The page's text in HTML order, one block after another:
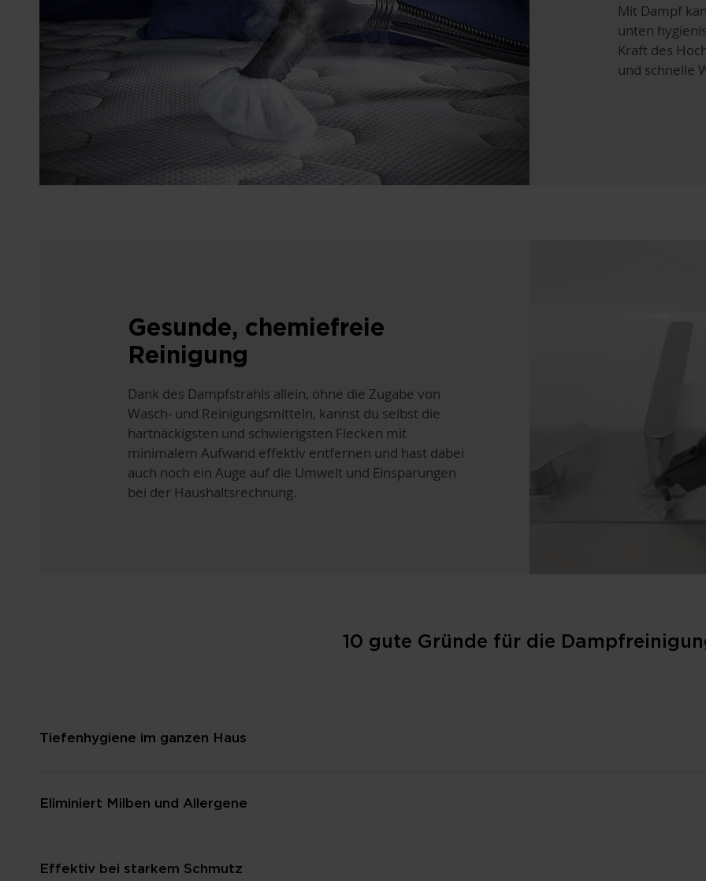
Mit Dampf
unten
Kraft des
und schnelle
Gesunde, chemiefreie
Reinigung
Dank des Dampfstrahls allein, ohne die Zugabe von
Wasch- und Reinigungsmitteln, kannst du selbst die
hartnäckigsten und schwierigsten Flecken mit
minimalem Aufwand effektiv entfernen und hast dabei
auch noch ein Auge auf die Umwelt und Einsparungen
bei der Haushaltsrechnung.
10 gute Gründe für die
Tiefenhygiene im ganzen Haus
Eliminiert Milben und Allergene
Effektiv bei starkem Schmutz